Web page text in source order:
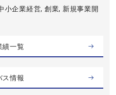
小企業経営, 創業, 新規事業開
績一覧
ス情報